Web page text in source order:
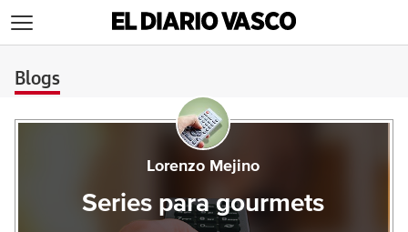
Blogs
Lorenzo Mejino
Series para gourmets